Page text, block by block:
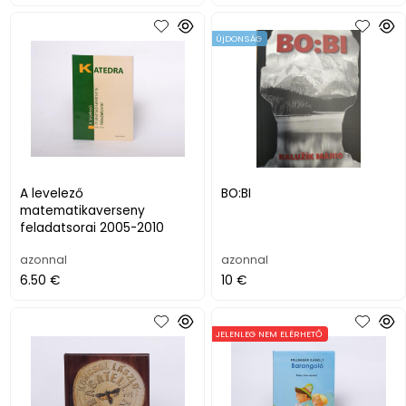
A levelező
matematikaverseny
feladatsorai 2005-2010
azonnal
6.50 €
BO:BI
ÚjDONSÁG
azonnal
10 €
JELENLEG NEM ELÉRHETŐ